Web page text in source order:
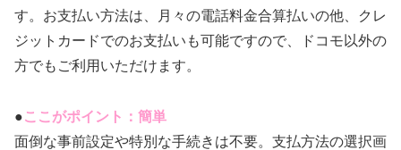
す。お支払い方法は、月々の電話料金合算払いの他、クレ
ジットカードでのお支払いも可能ですので、ドコモ以外の
方でもご利用いただけます。
●ここがポイント：簡単
面倒な事前設定や特別な手続きは不要。支払方法の選択画